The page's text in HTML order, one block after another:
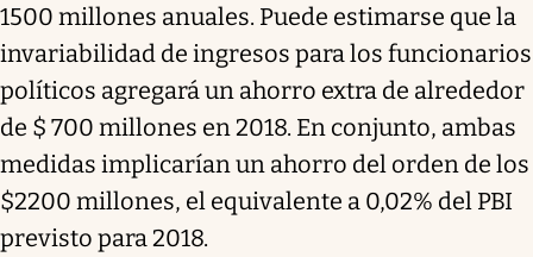
1500 millones anuales. Puede estimarse que la
invariabilidad de ingresos para los funcionarios
políticos agregará un ahorro extra de alrededor
de $ 700 millones en 2018. En conjunto, ambas
medidas implicarían un ahorro del orden de los
$2200 millones, el equivalente a 0,02% del PBI
previsto para 2018.